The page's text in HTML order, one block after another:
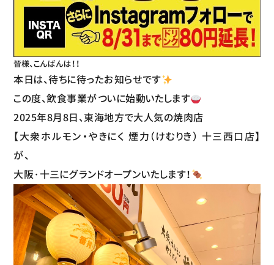
皆様、こんばんは！！
本日は、待ちに待ったお知らせです
この度、飲食事業がついに始動いたします
2025年8月8日、東海地方で大人気の焼肉店
【大衆ホルモン・やきにく 煙力（けむりき） 十三西口店】
が、
大阪·十三にグランドオープンいたします！